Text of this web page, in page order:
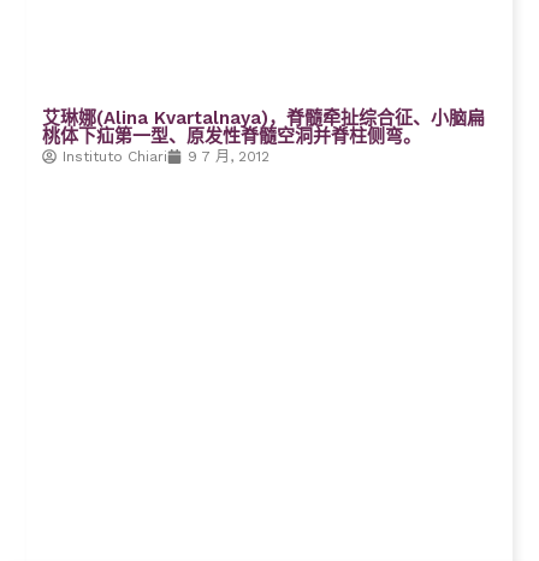
艾琳娜(Alina Kvartalnaya)，脊髓牵扯综合征、小脑扁
桃体下疝第一型、原发性脊髓空洞并脊柱侧弯。
Instituto Chiari 9 7 月, 2012